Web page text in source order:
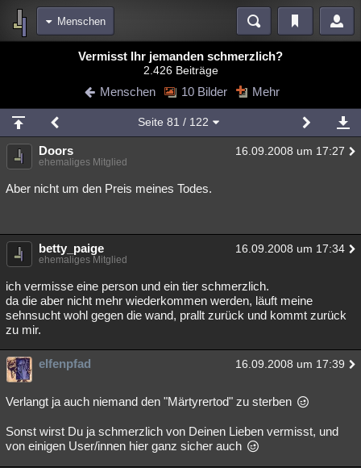
Menschen
Blogs Videos
Chat Wiki Neuigkeiten
meine Rubriken
Menschen Mystery Kriminalfälle
Spiritualität Verschwörungen Technologie
weitere Rubriken
Philosophie Träume
Astronomie Helpdesk Gruppen Gaming Filme
Musik
Übersichten
Besucht
Lesenswert
Vermisst Ihr jemanden schmerzlich?
2.426 Beiträge
Menschen 10 Bilder Mehr
Seite 81 / 122
Doors 16.09.2008 um 17:27
ehemaliges Mitglied
Aber nicht um den Preis meines Todes.
betty_paige 16.09.2008 um 17:34
ehemaliges Mitglied
ich vermisse eine person und ein tier schmerzlich.
da die aber nicht mehr wiederkommen werden, läuft meine
sehnsucht wohl gegen die wand, prallt zurück und kommt zurück
zu mir.
elfenpfad 16.09.2008 um 17:39
Verlangt ja auch niemand den "Märtyrertod" zu sterben
Sonst wirst Du ja schmerzlich von Deinen Lieben vermisst, und
von einigen User/innen hier ganz sicher auch